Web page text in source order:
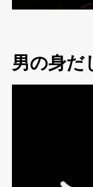
男の身だ